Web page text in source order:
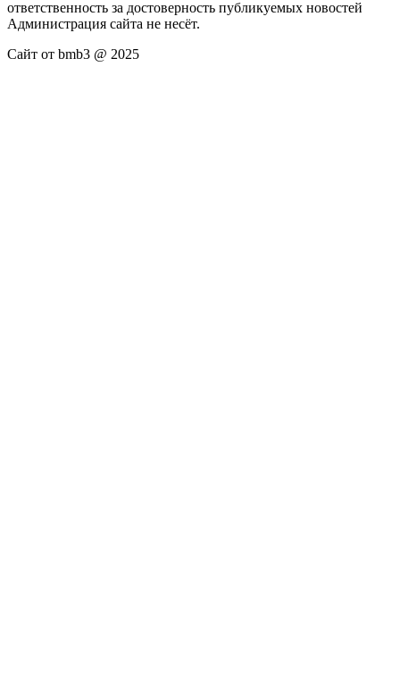
ответственность за достоверность публикуемых новостей
Администрация сайта не несёт.
Сайт от bmb3 @ 2025